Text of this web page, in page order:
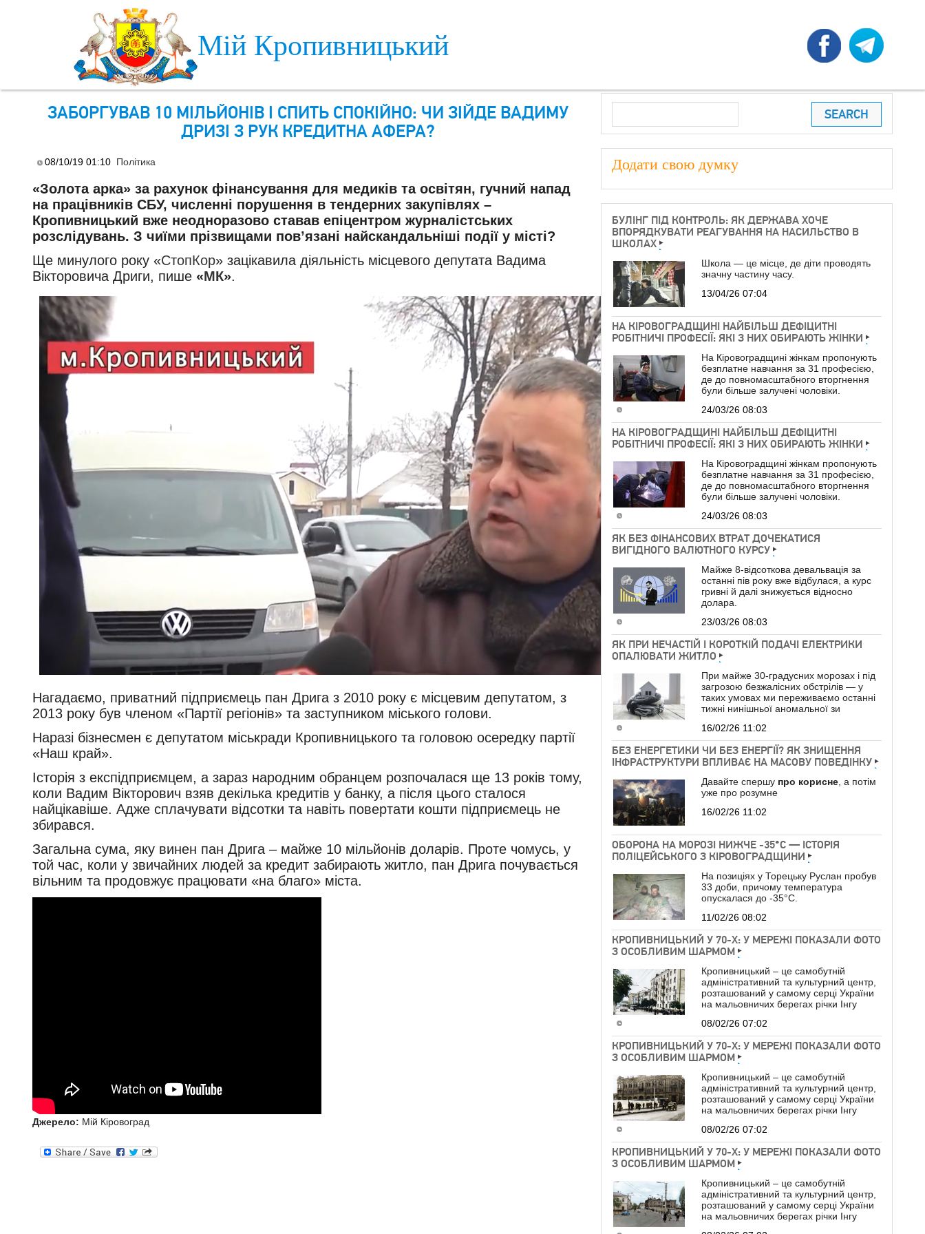
Мій Кропивницький
ЗАБОРГУВАВ 10 МІЛЬЙОНІВ І СПИТЬ СПОКІЙНО: ЧИ ЗІЙДЕ ВАДИМУ
ДРИЗІ З РУК КРЕДИТНА АФЕРА?
08/10/19 01:10 Політика
«Золота арка» за рахунок фінансування для медиків та освітян, гучний напад
на працівників СБУ, численні порушення в тендерних закупівлях –
Кропивницький вже неодноразово ставав епіцентром журналістських
розслідувань. З чиїми прізвищами пов’язані найскандальніші події у місті?
Ще минулого року «СтопКор» зацікавила діяльність місцевого депутата Вадима
Вікторовича Дриги, пише «МК».
Нагадаємо, приватний підприємець пан Дрига з 2010 року є місцевим депутатом, з
2013 року був членом «Партії регіонів» та заступником міського голови.
Наразі бізнесмен є депутатом міськради Кропивницького та головою осередку партії
«Наш край».
Історія з експідприємцем, а зараз народним обранцем розпочалася ще 13 років тому,
коли Вадим Вікторович взяв декілька кредитів у банку, а після цього сталося
найцікавіше. Адже сплачувати відсотки та навіть повертати кошти підприємець не
збирався.
Загальна сума, яку винен пан Дрига – майже 10 мільйонів доларів. Проте чомусь, у
той час, коли у звичайних людей за кредит забирають житло, пан Дрига почувається
вільним та продовжує працювати «на благо» міста.
Джерело: Мій Кіровоград
Search
Додати свою думку
БУЛІНГ ПІД КОНТРОЛЬ: ЯК ДЕРЖАВА ХОЧЕ
ВПОРЯДКУВАТИ РЕАГУВАННЯ НА НАСИЛЬСТВО В
ШКОЛАХ
Школа — це місце, де діти проводять
значну частину часу.
13/04/26 07:04
НА КІРОВОГРАДЩИНІ НАЙБІЛЬШ ДЕФІЦИТНІ
РОБІТНИЧІ ПРОФЕСІЇ: ЯКІ З НИХ ОБИРАЮТЬ ЖІНКИ
На Кіровоградщині жінкам пропонують
безплатне навчання за 31 професією,
де до повномасштабного вторгнення
були більше залучені чоловіки.
24/03/26 08:03
НА КІРОВОГРАДЩИНІ НАЙБІЛЬШ ДЕФІЦИТНІ
РОБІТНИЧІ ПРОФЕСІЇ: ЯКІ З НИХ ОБИРАЮТЬ ЖІНКИ
На Кіровоградщині жінкам пропонують
безплатне навчання за 31 професією,
де до повномасштабного вторгнення
були більше залучені чоловіки.
24/03/26 08:03
ЯК БЕЗ ФІНАНСОВИХ ВТРАТ ДОЧЕКАТИСЯ
ВИГІДНОГО ВАЛЮТНОГО КУРСУ
Майже 8-відсоткова девальвація за
останні пів року вже відбулася, а курс
гривні й далі знижується відносно
долара.
23/03/26 08:03
ЯК ПРИ НЕЧАСТІЙ І КОРОТКІЙ ПОДАЧІ ЕЛЕКТРИКИ
ОПАЛЮВАТИ ЖИТЛО
При майже 30-градусних морозах і під
загрозою безжалісних обстрілів — у
таких умовах ми переживаємо останні
тижні нинішньої аномальної зи
16/02/26 11:02
БЕЗ ЕНЕРГЕТИКИ ЧИ БЕЗ ЕНЕРГІЇ? ЯК ЗНИЩЕННЯ
ІНФРАСТРУКТУРИ ВПЛИВАЄ НА МАСОВУ ПОВЕДІНКУ
Давайте спершу про корисне , а потім
уже про розумне
16/02/26 11:02
ОБОРОНА НА МОРОЗІ НИЖЧЕ -35°C — ІСТОРІЯ
ПОЛІЦЕЙСЬКОГО З КІРОВОГРАДЩИНИ
На позиціях у Торецьку Руслан пробув
33 доби, причому температура
опускалася до -35°C.
11/02/26 08:02
КРОПИВНИЦЬКИЙ У 70-Х: У МЕРЕЖІ ПОКАЗАЛИ ФОТО
З ОСОБЛИВИМ ШАРМОМ
Кропивницький – це самобутній
адміністративний та культурний центр,
розташований у самому серці України
на мальовничих берегах річки Інгу
08/02/26 07:02
КРОПИВНИЦЬКИЙ У 70-Х: У МЕРЕЖІ ПОКАЗАЛИ ФОТО
З ОСОБЛИВИМ ШАРМОМ
Кропивницький – це самобутній
адміністративний та культурний центр,
розташований у самому серці України
на мальовничих берегах річки Інгу
08/02/26 07:02
КРОПИВНИЦЬКИЙ У 70-Х: У МЕРЕЖІ ПОКАЗАЛИ ФОТО
З ОСОБЛИВИМ ШАРМОМ
Кропивницький – це самобутній
адміністративний та культурний центр,
розташований у самому серці України
на мальовничих берегах річки Інгу